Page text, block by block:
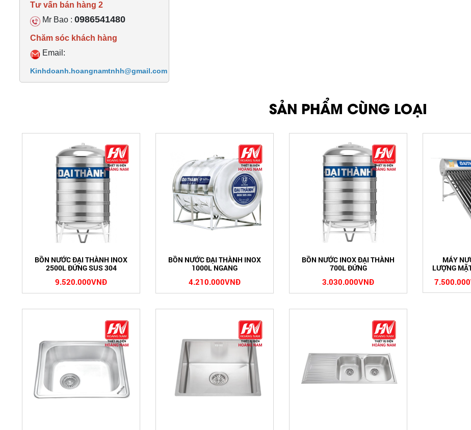
Tư vấn bán hàng 2
Mr Bao : 0986541480
Chăm sóc khách hàng
Email:
Kinhdoanh.hoangnamtnhh@gmail.com
SẢN PHẨM CÙNG LOẠI
BỒN NƯỚC ĐẠI THÀNH INOX
2500L ĐỨNG SUS 304
9.520.000VNĐ
BỒN NƯỚC ĐẠI THÀNH INOX
1000L NGANG
4.210.000VNĐ
BỒN NƯỚC INOX ĐẠI THÀNH
700L ĐỨNG
3.030.000VNĐ
MÁY
LƯỢNG